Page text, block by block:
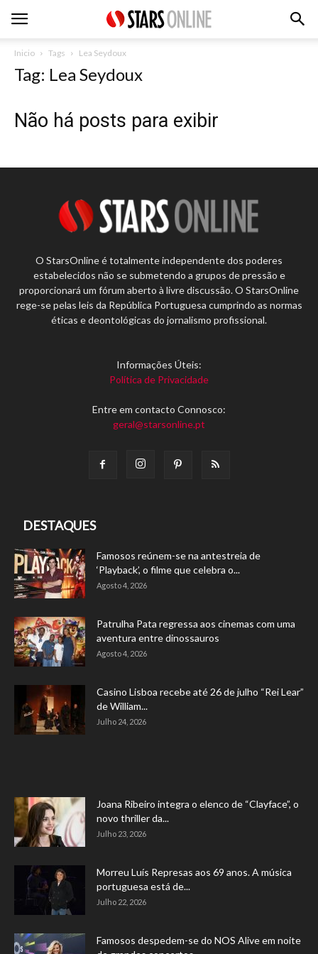
Inicio Tags Lea Seydoux
Tag: Lea Seydoux
Não há posts para exibir
O StarsOnline é totalmente independente dos poderes
estabelecidos não se submetendo a grupos de pressão e
proporcionará um fórum aberto à livre discussão. O StarsOnline
rege-se pelas leis da República Portuguesa cumprindo as normas
éticas e deontológicas do jornalismo profissional.
Informações Úteis:
Política de Privacidade
Entre em contacto Connosco:
geral@starsonline.pt
DESTAQUES
Famosos reúnem-se na antestreia de
‘Playback’, o filme que celebra o...
Agosto 4, 2026
Patrulha Pata regressa aos cinemas com uma
aventura entre dinossauros
Agosto 4, 2026
Casino Lisboa recebe até 26 de julho “Rei Lear”
de William...
Julho 24, 2026
Joana Ribeiro integra o elenco de “Clayface”, o
novo thriller da...
Julho 23, 2026
Morreu Luís Represas aos 69 anos. A música
portuguesa está de...
Julho 22, 2026
Famosos despedem-se do NOS Alive em noite